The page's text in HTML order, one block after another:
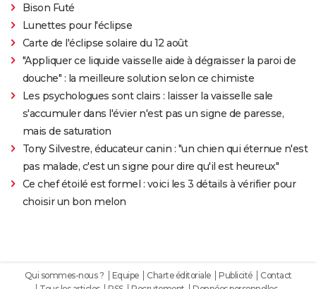
Bison Futé
Lunettes pour l'éclipse
Carte de l'éclipse solaire du 12 août
"Appliquer ce liquide vaisselle aide à dégraisser la paroi de
douche" : la meilleure solution selon ce chimiste
Les psychologues sont clairs : laisser la vaisselle sale
s'accumuler dans l'évier n'est pas un signe de paresse,
mais de saturation
Tony Silvestre, éducateur canin : "un chien qui éternue n'est
pas malade, c'est un signe pour dire qu'il est heureux"
Ce chef étoilé est formel : voici les 3 détails à vérifier pour
choisir un bon melon
Qui sommes-nous ? Equipe Charte éditoriale Publicité
Contact